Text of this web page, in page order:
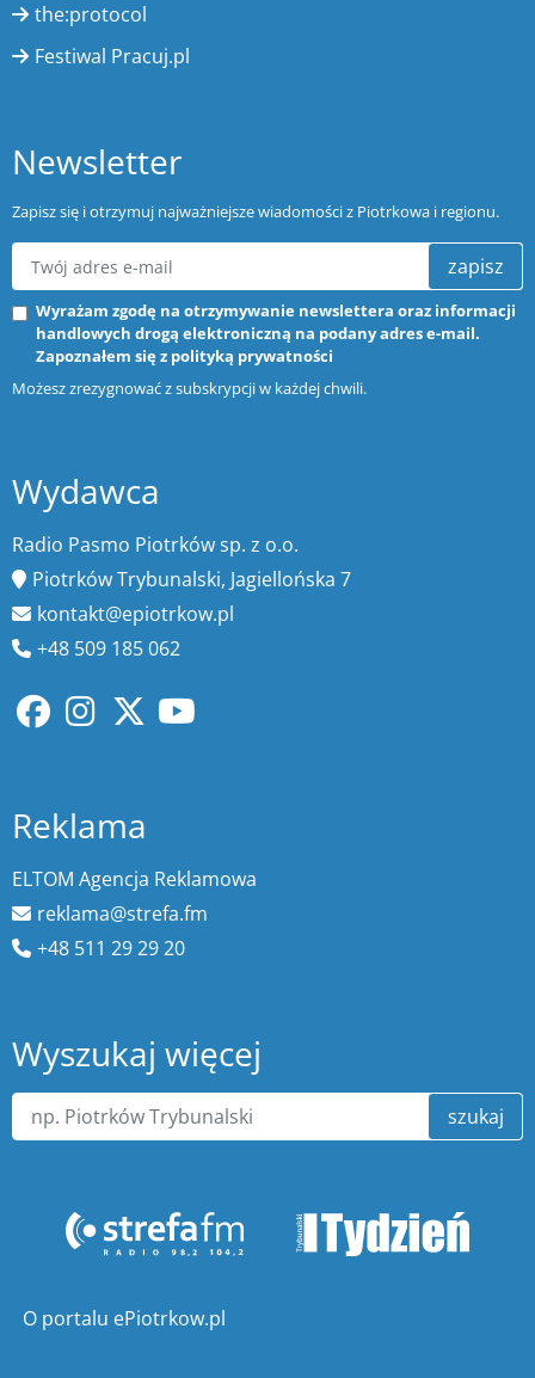
the:protocol
Festiwal Pracuj.pl
Newsletter
Zapisz się i otrzymuj najważniejsze wiadomości z Piotrkowa i regionu.
zapisz
Wyrażam zgodę na otrzymywanie newslettera oraz informacji
handlowych drogą elektroniczną na podany adres e-mail.
Zapoznałem się z polityką prywatności
Możesz zrezygnować z subskrypcji w każdej chwili.
Wydawca
Radio Pasmo Piotrków sp. z o.o.
Piotrków Trybunalski, Jagiellońska 7
kontakt@epiotrkow.pl
+48 509 185 062
Reklama
ELTOM Agencja Reklamowa
reklama@strefa.fm
+48 511 29 29 20
Wyszukaj więcej
szukaj
O portalu ePiotrkow.pl